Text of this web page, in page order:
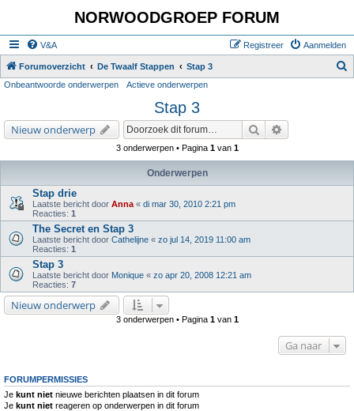
NORWOODGROEP FORUM
V&A Aanmelden
Registreer
Forumoverzicht De Twaalf Stappen Stap 3
Onbeantwoorde onderwerpen Actieve onderwerpen
Stap 3
Nieuw onderwerp Zoek
3 onderwerpen • Pagina 1van 1
Onderwerpen
Stap drie
Laatste bericht door Anna « di mar 30, 2010 2:21 pm
Reacties: 1
The Secret en Stap 3
Laatste bericht door Cathelijne « zo jul 14, 2019 11:00 am
Reacties: 1
Stap 3
Laatste bericht door Monique « zo apr 20, 2008 12:21 am
Reacties: 7
Nieuw onderwerp
3 onderwerpen • Pagina 1van 1
Ga naar
FORUMPERMISSIES
Je kunt niet nieuwe berichten plaatsen in dit forum
Je kunt niet reageren op onderwerpen in dit forum